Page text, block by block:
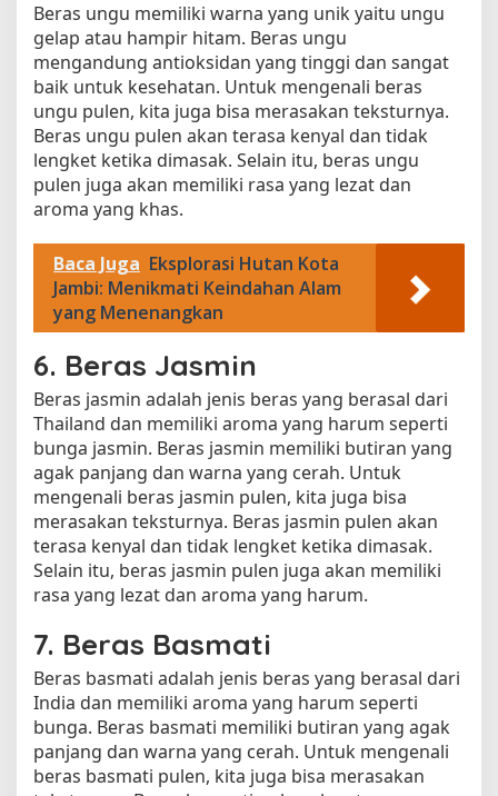
Beras ungu memiliki warna yang unik yaitu ungu
gelap atau hampir hitam. Beras ungu
mengandung antioksidan yang tinggi dan sangat
baik untuk kesehatan. Untuk mengenali beras
ungu pulen, kita juga bisa merasakan teksturnya.
Beras ungu pulen akan terasa kenyal dan tidak
lengket ketika dimasak. Selain itu, beras ungu
pulen juga akan memiliki rasa yang lezat dan
aroma yang khas.
Baca Juga Eksplorasi Hutan Kota
Jambi: Menikmati Keindahan Alam
yang Menenangkan
6. Beras Jasmin
Beras jasmin adalah jenis beras yang berasal dari
Thailand dan memiliki aroma yang harum seperti
bunga jasmin. Beras jasmin memiliki butiran yang
agak panjang dan warna yang cerah. Untuk
mengenali beras jasmin pulen, kita juga bisa
merasakan teksturnya. Beras jasmin pulen akan
terasa kenyal dan tidak lengket ketika dimasak.
Selain itu, beras jasmin pulen juga akan memiliki
rasa yang lezat dan aroma yang harum.
7. Beras Basmati
Beras basmati adalah jenis beras yang berasal dari
India dan memiliki aroma yang harum seperti
bunga. Beras basmati memiliki butiran yang agak
panjang dan warna yang cerah. Untuk mengenali
beras basmati pulen, kita juga bisa merasakan